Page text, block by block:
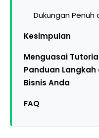
Dukungan Penuh
Kesimpulan
Menguasai
Panduan
Bisnis Anda
FAQ